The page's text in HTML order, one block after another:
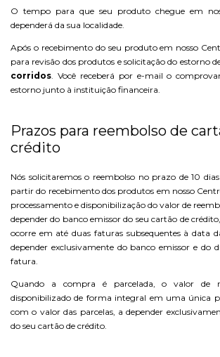
O tempo para que seu produto chegue em
dependerá da sua localidade.
Após o recebimento do seu produto em nosso
para revisão dos produtos e solicitação do estorno
corridos . Você receberá por e-mail o
estorno junto à instituição financeira.
Prazos para reembolso de
crédito
Nós solicitaremos o reembolso no prazo de 10
partir do recebimento dos produtos em nosso
processamento e disponibilização do valor de
depender do banco emissor do seu cartão de
ocorre em até duas faturas subsequentes à data
depender exclusivamente do banco emissor e do
fatura.
Quando a compra é parcelada, o valor de
disponibilizado de forma integral em uma única
com o valor das parcelas, a depender
do seu cartão de crédito.